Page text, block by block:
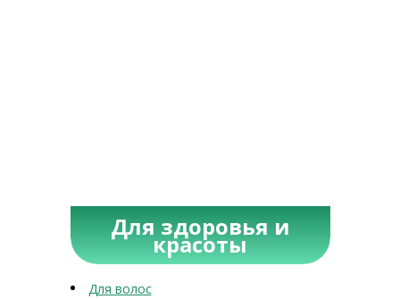
Для здоровья и
красоты
Для волос